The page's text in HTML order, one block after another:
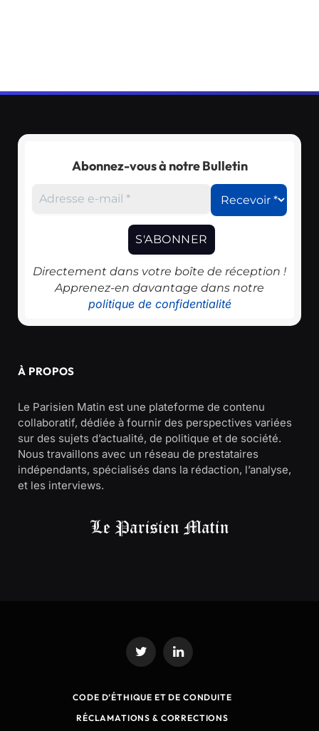
Abonnez-vous à notre Bulletin
Directement dans votre boîte de réception !
Apprenez-en davantage dans notre
politique de confidentialité
À PROPOS
Le Parisien Matin est une plateforme de contenu
collaboratif, dédiée à fournir des perspectives variées
sur des sujets d’actualité, de politique et de société.
Nous travaillons avec un réseau de prestataires
indépendants, spécialisés dans la rédaction, l’analyse,
et les interviews.
Twitter LinkedIn
CODE D’ÉTHIQUE ET DE CONDUITE
RÉCLAMATIONS & CORRECTIONS